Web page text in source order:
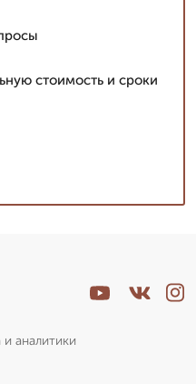
стоимость и сроки
аналитики